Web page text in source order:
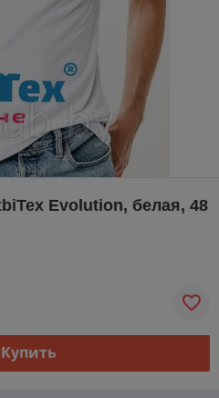
Evolution, белая, 48
Купить